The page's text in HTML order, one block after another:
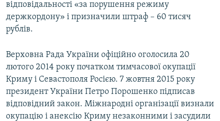
відповідальності «за порушення режиму
держкордону» і призначили штраф – 60 тисяч
рублів.
Верховна Рада України офіційно оголосила 20
лютого 2014 року початком тимчасової окупації
Криму і Севастополя Росією. 7 жовтня 2015 року
президент України Петро Порошенко підписав
відповідний закон. Міжнародні організації визнали
окупацію і анексію Криму незаконними і засудили